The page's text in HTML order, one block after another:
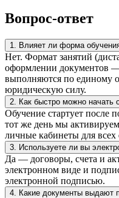
Вопрос-ответ
1. Влияет ли форма
Нет. Формат занятий
оформлении документов
выполняются по единому
юридическую силу.
2. Как быстро можно начать
Обучение стартует после
тот же день мы
личные кабинеты для всех
3. Используете ли вы
Да — договоры, счета и
электронном виде и
электронной подписью.
4. Какие документы выдают